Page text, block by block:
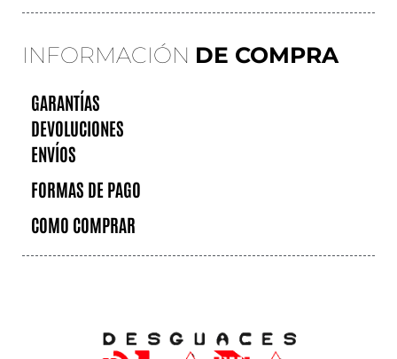
INFORMACIÓN DE COMPRA
GARANTÍAS
DEVOLUCIONES
ENVÍOS
FORMAS DE PAGO
COMO COMPRAR